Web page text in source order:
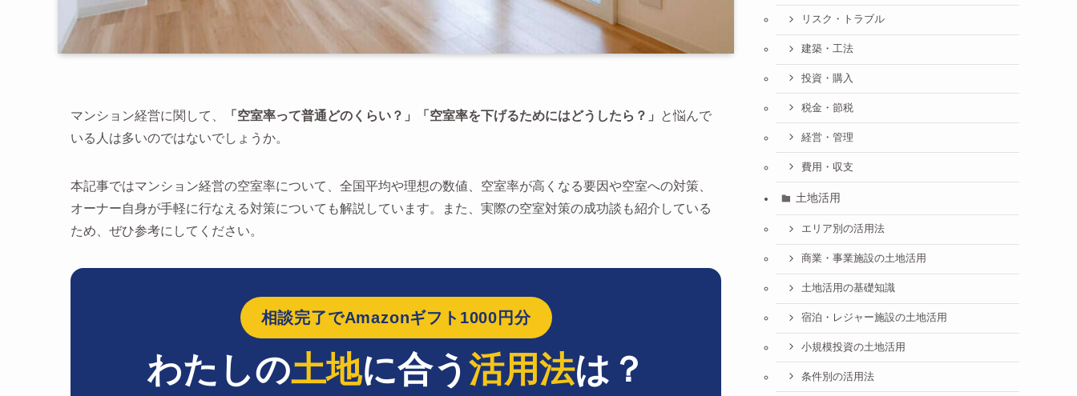
マンション経営に関して、 「空室率って普通どのくらい？」「空室率を下げるためにはどうしたら？」
と悩んで
いる人は多いのではないでしょうか。
本記事ではマンション経営の空室率について、全国平均や理想の数値、空室率が高くなる要因や空室への対策、
オーナー自身が手軽に行なえる対策についても解説しています。また、実際の空室対策の成功談も紹介している
ため、ぜひ参考にしてください。
相談完了でAmazonギフト1000円分
わたしの土地に合う 活用法は？
リスク・トラブル
建築・工法
投資・購入
税金・節税
経営・管理
費用・収支
土地活用
エリア別の活用法
商業・事業施設の土地活用
土地活用の基礎知識
宿泊・レジャー施設の土地活用
小規模投資の土地活用
条件別の活用法